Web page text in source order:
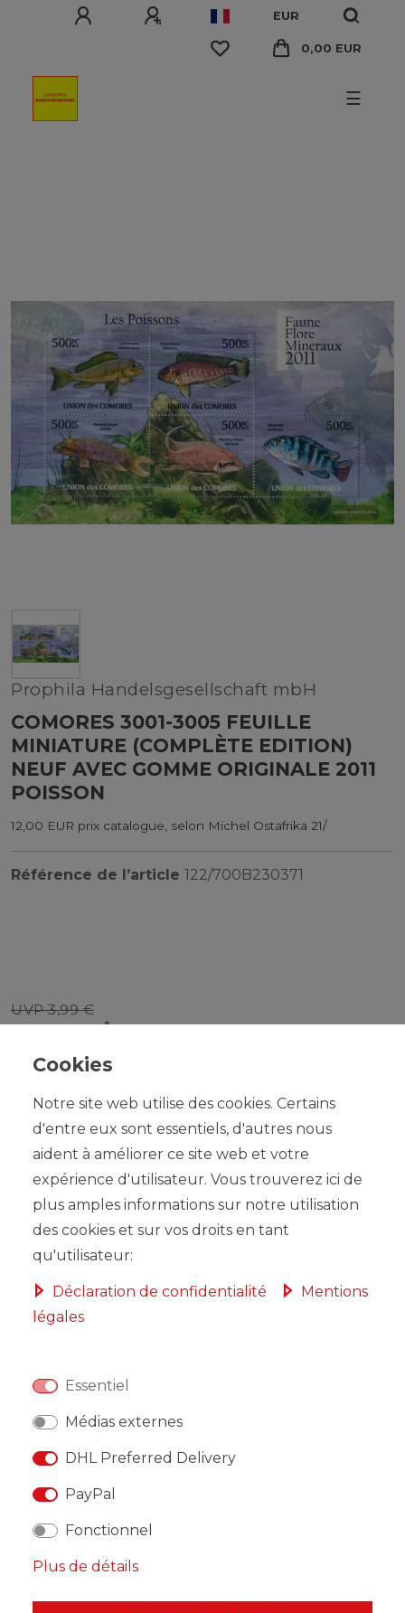
EUR
0,00 EUR
☰
Prophila Handelsgesellschaft mbH
COMORES 3001-3005 FEUILLE
MINIATURE (COMPLÈTE EDITION)
NEUF AVEC GOMME ORIGINALE 2011
POISSON
12,00 EUR prix catalogue, selon Michel Ostafrika 21/
Référence de l’article 122/700B230371
UVP 3,99 €
3,59 EUR*
Contenu1
DANS LE PANIER
* avec TVA horsFrais de livraison
AUTRES DÉTAILS
RESPONSABLE DE L'UE
Cookies
Notre site web utilise des cookies. Certains
d'entre eux sont essentiels, d'autres nous
aident à améliorer ce site web et votre
expérience d'utilisateur. Vous trouverez ici de
plus amples informations sur notre utilisation
des cookies et sur vos droits en tant
qu'utilisateur:
Déclaration de confidentialité
Mentions
légales
Essentiel
Médias externes
DHL Preferred Delivery
PayPal
Fonctionnel
Plus de détails